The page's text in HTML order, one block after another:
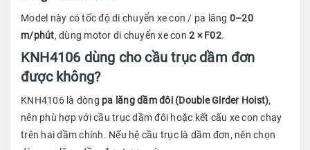
Model này có tốc độ di chuyển xe con / pa lăng 0–20
m/phút, dùng motor di chuyển xe con 2 × F02.
KNH4106 dùng cho cầu trục dầm đơn
được không?
KNH4106 là dòng pa lăng dầm đôi (Double Girder Hoist),
nên phù hợp với cầu trục dầm đôi hoặc kết cấu xe con chạy
trên hai dầm chính. Nếu hệ cầu trục là dầm đơn, nên chọn